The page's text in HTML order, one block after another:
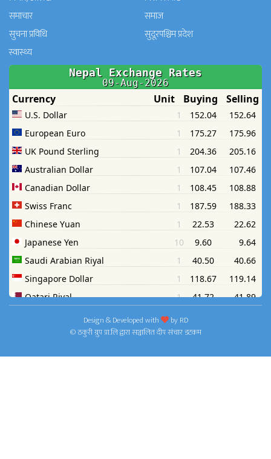
समाचार
समाज
सुचना प्रविधि
सुदूरपश्चिम प्रदेश
स्वास्थ्य
Design & Developed with byRD
© ठकुरी ग्रुप प्रा.लि द्वारा सञ्चालित दीप संचार डटकम